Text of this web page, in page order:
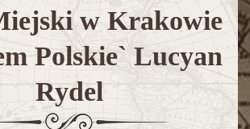
w Krakowie
Polskie` Lucyan
Rydel